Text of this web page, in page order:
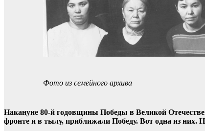
Фото из семейного архива
Накануне 80-й годовщины Победы в Великой
фронте и в тылу, приближали Победу. Вот одна из них.